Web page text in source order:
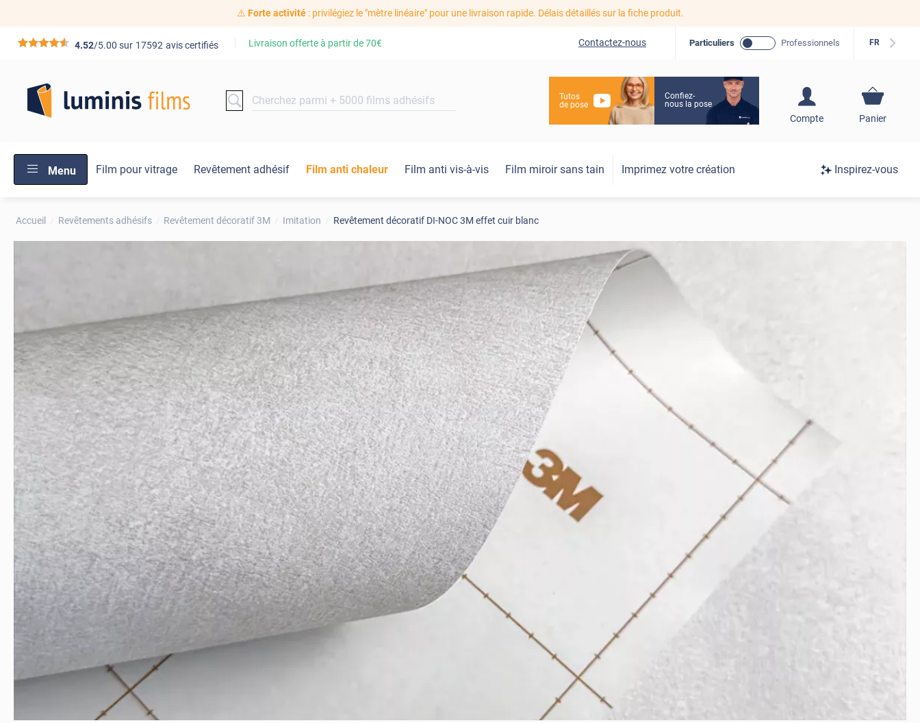
⚠️ Forte activité: privilégiez le "mètre linéaire" pour une livraison rapide. Délais détaillés sur la fiche produit.
*****4.52/5.00 sur 17592 avis certifiés Livraison offerte à partir de70€ Contactez-nous Particuliers Professionnels FR
Tutos
de pose
Confiez-
nous la pose
Compte
S'inscrire / Se
Panier
Menu Film pour vitrage Revêtement adhésif Film anti chaleur Film anti vis-à-vis Film miroir sans tain Imprimez votre création Inspirez-vous
Accueil Revêtements adhésifs Revêtement décoratif 3M Imitation Revêtement décoratif DI-NOC 3M effet cuir blanc